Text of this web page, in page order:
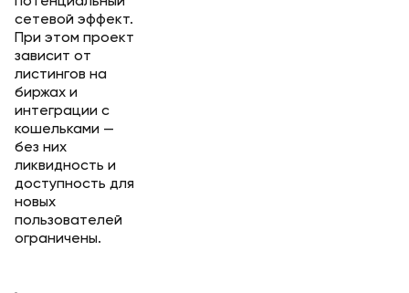
сетевой эффект.
При этом проект
зависит от
листингов на
биржах и
интеграции с
кошельками —
без них
ликвидность и
доступность для
новых
пользователей
ограничены.